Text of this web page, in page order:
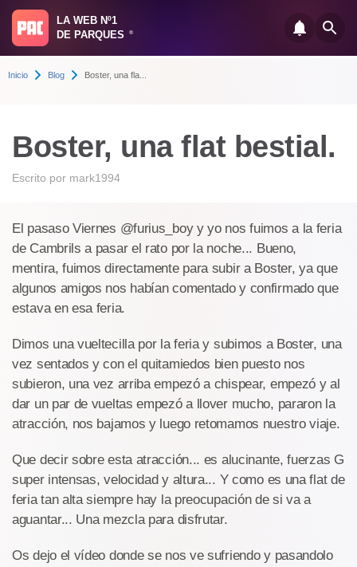
LA WEB Nº1
DE PARQUES
®
Inicio Blog Boster, una fla...
Boster, una flat bestial.
Escrito por mark1994
El pasaso Viernes @furius_boy y yo nos fuimos a la feria
de Cambrils a pasar el rato por la noche... Bueno,
mentira, fuimos directamente para subir a Boster, ya que
algunos amigos nos habían comentado y confirmado que
estava en esa feria.
Dimos una vueltecilla por la feria y subimos a Boster, una
vez sentados y con el quitamiedos bien puesto nos
subieron, una vez arriba empezó a chispear, empezó y al
dar un par de vueltas empezó a llover mucho, pararon la
atracción, nos bajamos y luego retomamos nuestro viaje.
Que decir sobre esta atracción... es alucinante, fuerzas G
super intensas, velocidad y altura... Y como es una flat de
feria tan alta siempre hay la preocupación de si va a
aguantar... Una mezcla para disfrutar.
Os dejo el vídeo donde se nos ve sufriendo y pasandolo